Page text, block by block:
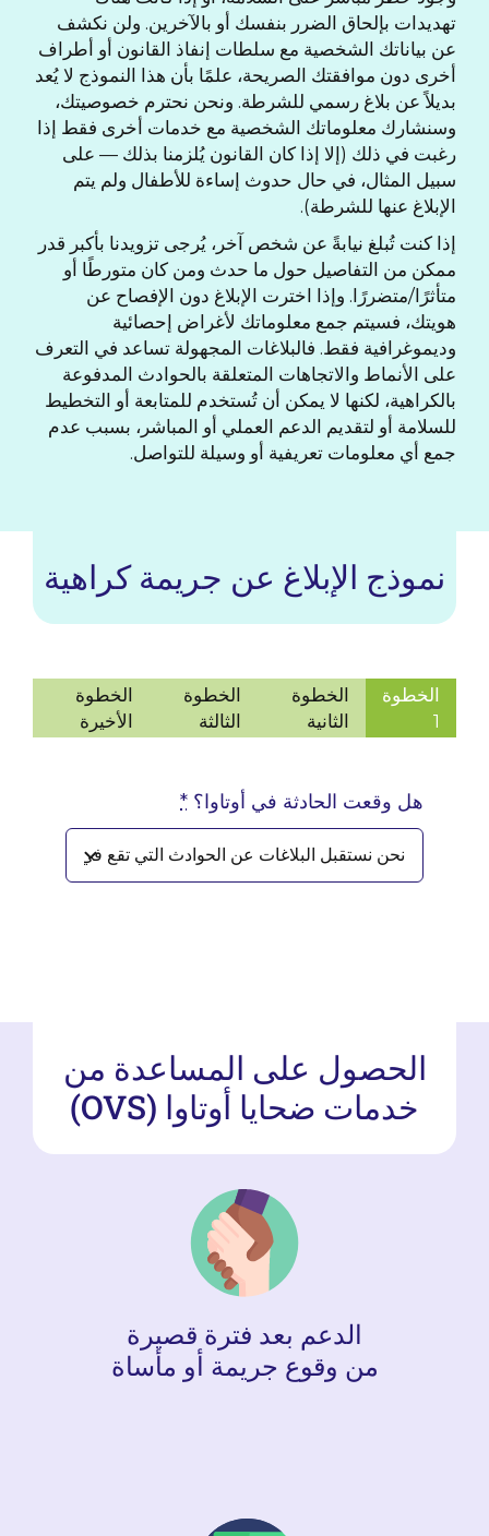
تهديدات بإلحاق الضرر بنفسك أو بالآخرين. ولن نكشف
عن بياناتك الشخصية مع سلطات إنفاذ القانون أو أطراف
أخرى دون موافقتك الصريحة، علمًا بأن هذا النموذج لا يُعد
بديلاً عن بلاغ رسمي للشرطة. ونحن نحترم خصوصيتك،
وسنشارك معلوماتك الشخصية مع خدمات أخرى فقط إذا
رغبت في ذلك (إلا إذا كان القانون يُلزمنا بذلك — على
سبيل المثال، في حال حدوث إساءة للأطفال ولم يتم
الإبلاغ عنها للشرطة).
إذا كنت تُبلغ نيابةً عن شخص آخر، يُرجى تزويدنا بأكبر قدر
ممكن من التفاصيل حول ما حدث ومن كان متورطًا أو
متأثرًا/متضررًا. وإذا اخترت الإبلاغ دون الإفصاح عن
هويتك، فسيتم جمع معلوماتك لأغراض إحصائية
وديموغرافية فقط. فالبلاغات المجهولة تساعد في التعرف
على الأنماط والاتجاهات المتعلقة بالحوادث المدفوعة
بالكراهية، لكنها لا يمكن أن تُستخدم للمتابعة أو التخطيط
للسلامة أو لتقديم الدعم العملي أو المباشر، بسبب عدم
جمع أي معلومات تعريفية أو وسيلة للتواصل.
نموذج الإبلاغ عن جريمة كراهية
Current
الخطوة
1
الخطوة
الثانية
الخطوة
الثالثة
الخطوة
الأخيرة
هل وقعت الحادثة في أوتاوا؟ *
الحصول على المساعدة من
خدمات ضحايا أوتاوا (OVS)
الدعم بعد فترة قصيرة
من وقوع جريمة أو مأساة